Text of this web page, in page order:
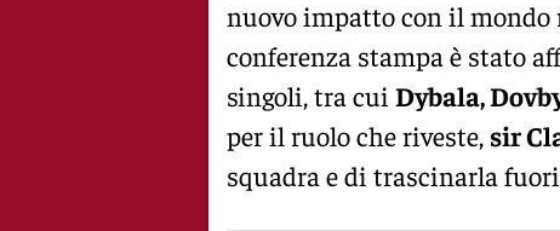
nuovo impatto con il mondo
conferenza stampa è stato
singoli, tra cui Dybala,
per il ruolo che riveste, sir
squadra e di trascinarla